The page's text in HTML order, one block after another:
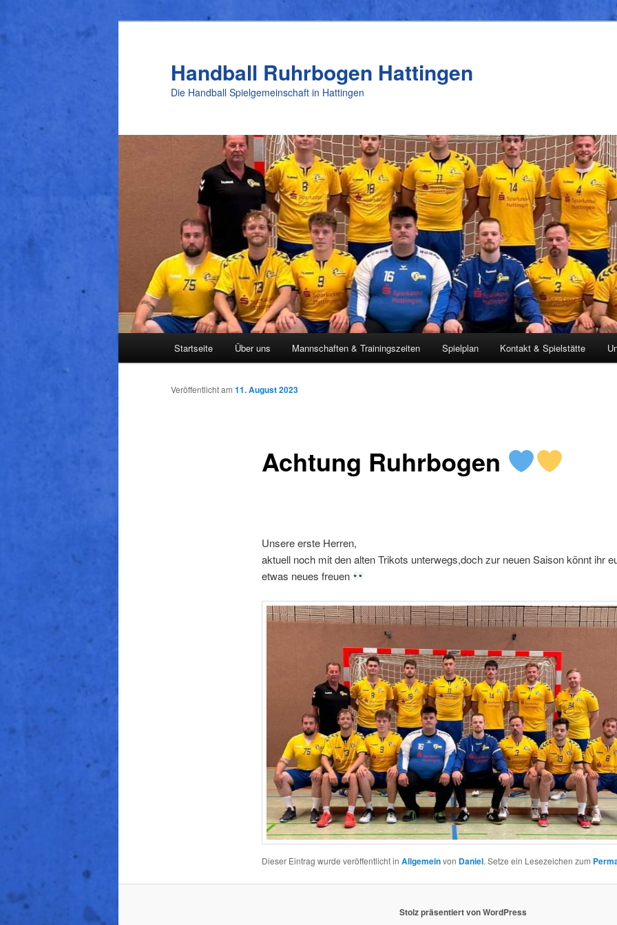
Handball Ruhrbogen Hattingen
Die Handball Spielgemeinschaft in Hattingen
Startseite Über uns Mannschaften & Trainingszeiten Spielplan Kontakt & Spielstätte
Achtung Ruhrbogen
Veröffentlicht am 11. August 2023
Unsere erste Herren,
aktuell noch mit den alten Trikots unterwegs,doch zur neuen Saison könnt ihr
etwas neues freuen
Dieser Eintrag wurde veröffentlicht in Allgemeinvon Daniel. Setze ein Lesezeichen zum
Stolz präsentiert von WordPress